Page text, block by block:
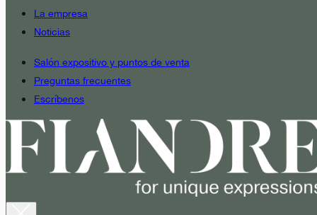
La empresa
Noticias
Salón expositivo y puntos de venta
Preguntas frecuentes
Escríbenos